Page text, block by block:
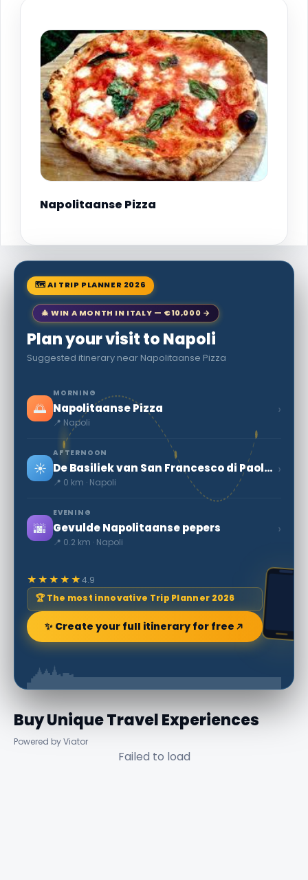
Napolitaanse Pizza
🗺 AI TRIP PLANNER 2026
🎄 WIN A MONTH IN ITALY — €10,000 →
Plan your visit to Napoli
Suggested itinerary near Napolitaanse Pizza
🌅
MORNING
Napolitaanse Pizza
📍 Napoli
›
☀️
AFTERNOON
De Basiliek van San Francesco di Paola in Napels
📍 0 km · Napoli
›
🌆
EVENING
Gevulde Napolitaanse pepers
📍 0.2 km · Napoli
›
★★★★★4.9
🏆 The most innovative Trip Planner 2026
✨ Create your full itinerary for free
Buy Unique Travel Experiences
Powered by Viator
Failed to load